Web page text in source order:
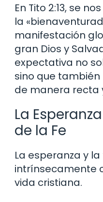
En Tito 2:13, se
la
manifestación
gran Dios y
expectativa no
sino que
de manera recta
La
de la Fe
La esperanza y
intrínsecamente
vida cristiana.